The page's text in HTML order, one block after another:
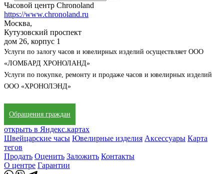
Часовой центр Chronoland
https://www.chronoland.ru
Москва,
Кутузовский проспект
дом 26, корпус 1
Услуги по залогу часов и ювелирных изделий осуществляет ООО
«ЛОМБАРД ХРОНОЛАНД»
Услуги по покупке, ремонту и продаже часов и ювелирных изделий
ООО «ХРОНОЛЭНД»
Обращения граждан
открыть в Яндекс.картах
Швейцарские часы Ювелирные изделия Аксессуары Карта
тегов
Продать Оценить Заложить Контакты
О центре Гарантии